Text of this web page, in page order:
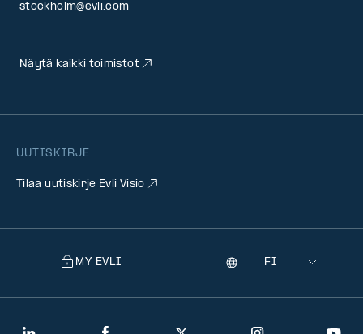
UUTISKIRJE
Tilaa uutiskirje Evli Visio
stockholm@evli.com
Näytä kaikki toimistot
MY EVLI
Selecting
Kieli